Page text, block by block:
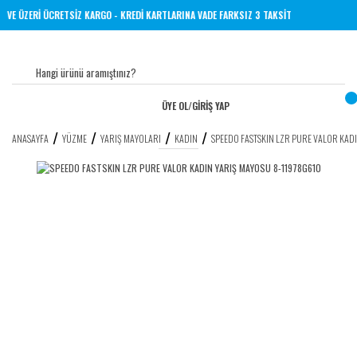
TL VE ÜZERİ ÜCRETSİZ KARGO - KREDİ KARTLARINA VADE FARKSIZ 3 TAKSİT
ÜYE OL/GİRİŞ YAP
ANASAYFA YÜZME YARIŞ MAYOLARI KADIN SPEEDO FASTSKIN LZR PURE VALOR